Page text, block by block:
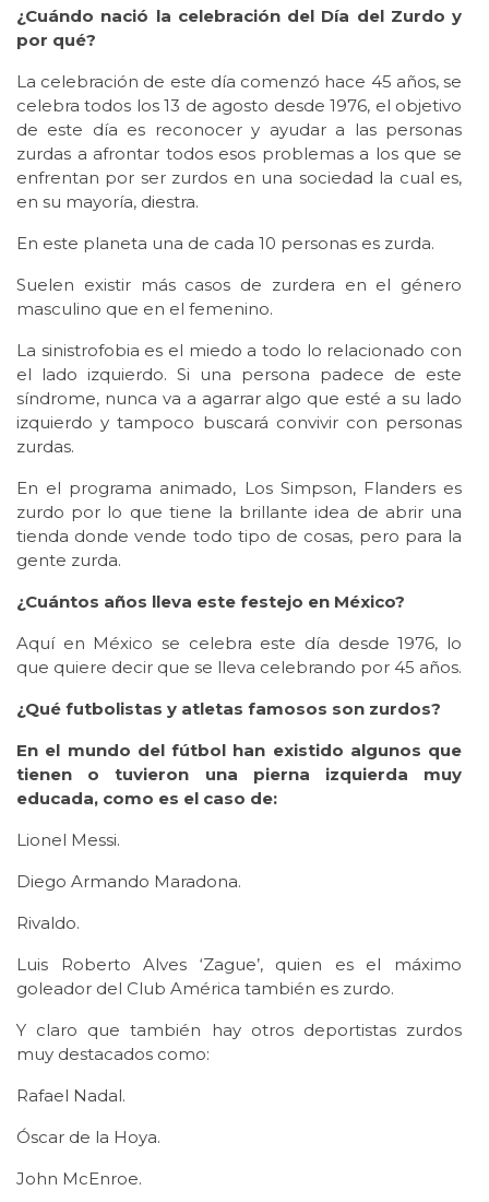
¿Cuándo nació la celebración del Día del Zurdo y
por qué?
La celebración de este día comenzó hace 45 años, se
celebra todos los 13 de agosto desde 1976, el objetivo
de este día es reconocer y ayudar a las personas
zurdas a afrontar todos esos problemas a los que se
enfrentan por ser zurdos en una sociedad la cual es,
en su mayoría, diestra.
En este planeta una de cada 10 personas es zurda.
Suelen existir más casos de zurdera en el género
masculino que en el femenino.
La sinistrofobia es el miedo a todo lo relacionado con
el lado izquierdo. Si una persona padece de este
síndrome, nunca va a agarrar algo que esté a su lado
izquierdo y tampoco buscará convivir con personas
zurdas.
En el programa animado, Los Simpson, Flanders es
zurdo por lo que tiene la brillante idea de abrir una
tienda donde vende todo tipo de cosas, pero para la
gente zurda.
¿Cuántos años lleva este festejo en México?
Aquí en México se celebra este día desde 1976, lo
que quiere decir que se lleva celebrando por 45 años.
¿Qué futbolistas y atletas famosos son zurdos?
En el mundo del fútbol han existido algunos que
tienen o tuvieron una pierna izquierda muy
educada, como es el caso de:
Lionel Messi.
Diego Armando Maradona.
Rivaldo.
Luis Roberto Alves ‘Zague’, quien es el máximo
goleador del Club América también es zurdo.
Y claro que también hay otros deportistas zurdos
muy destacados como:
Rafael Nadal.
Óscar de la Hoya.
John McEnroe.